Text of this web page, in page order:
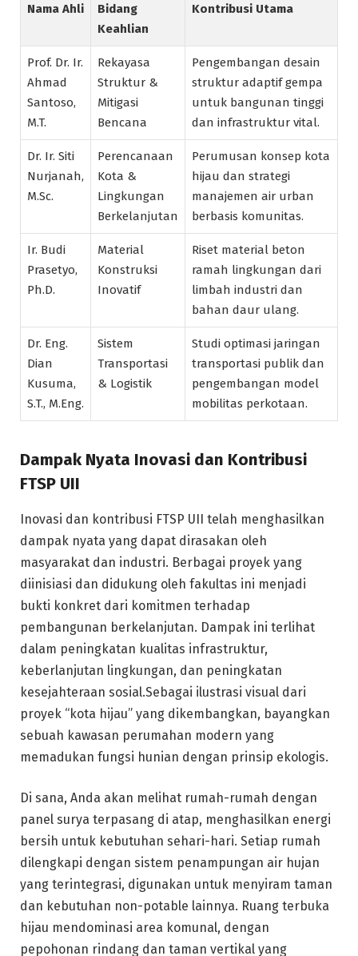
Nama Ahli
Bidang
Keahlian
Kontribusi Utama
Prof. Dr. Ir.
Ahmad
Santoso,
M.T.
Rekayasa
Struktur &
Mitigasi
Bencana
Pengembangan desain
struktur adaptif gempa
untuk bangunan tinggi
dan infrastruktur vital.
Dr. Ir. Siti
Nurjanah,
M.Sc.
Perencanaan
Kota &
Lingkungan
Berkelanjutan
Perumusan konsep kota
hijau dan strategi
manajemen air urban
berbasis komunitas.
Ir. Budi
Prasetyo,
Ph.D.
Material
Konstruksi
Inovatif
Riset material beton
ramah lingkungan dari
limbah industri dan
bahan daur ulang.
Dr. Eng.
Dian
Kusuma,
S.T., M.Eng.
Sistem
Transportasi
& Logistik
Studi optimasi jaringan
transportasi publik dan
pengembangan model
mobilitas perkotaan.
Dampak Nyata Inovasi dan Kontribusi
FTSP UII
Inovasi dan kontribusi FTSP UII telah menghasilkan
dampak nyata yang dapat dirasakan oleh
masyarakat dan industri. Berbagai proyek yang
diinisiasi dan didukung oleh fakultas ini menjadi
bukti konkret dari komitmen terhadap
pembangunan berkelanjutan. Dampak ini terlihat
dalam peningkatan kualitas infrastruktur,
keberlanjutan lingkungan, dan peningkatan
kesejahteraan sosial.Sebagai ilustrasi visual dari
proyek “kota hijau” yang dikembangkan, bayangkan
sebuah kawasan perumahan modern yang
memadukan fungsi hunian dengan prinsip ekologis.
Di sana, Anda akan melihat rumah-rumah dengan
panel surya terpasang di atap, menghasilkan energi
bersih untuk kebutuhan sehari-hari. Setiap rumah
dilengkapi dengan sistem penampungan air hujan
yang terintegrasi, digunakan untuk menyiram taman
dan kebutuhan non-potable lainnya. Ruang terbuka
hijau mendominasi area komunal, dengan
pepohonan rindang dan taman vertikal yang